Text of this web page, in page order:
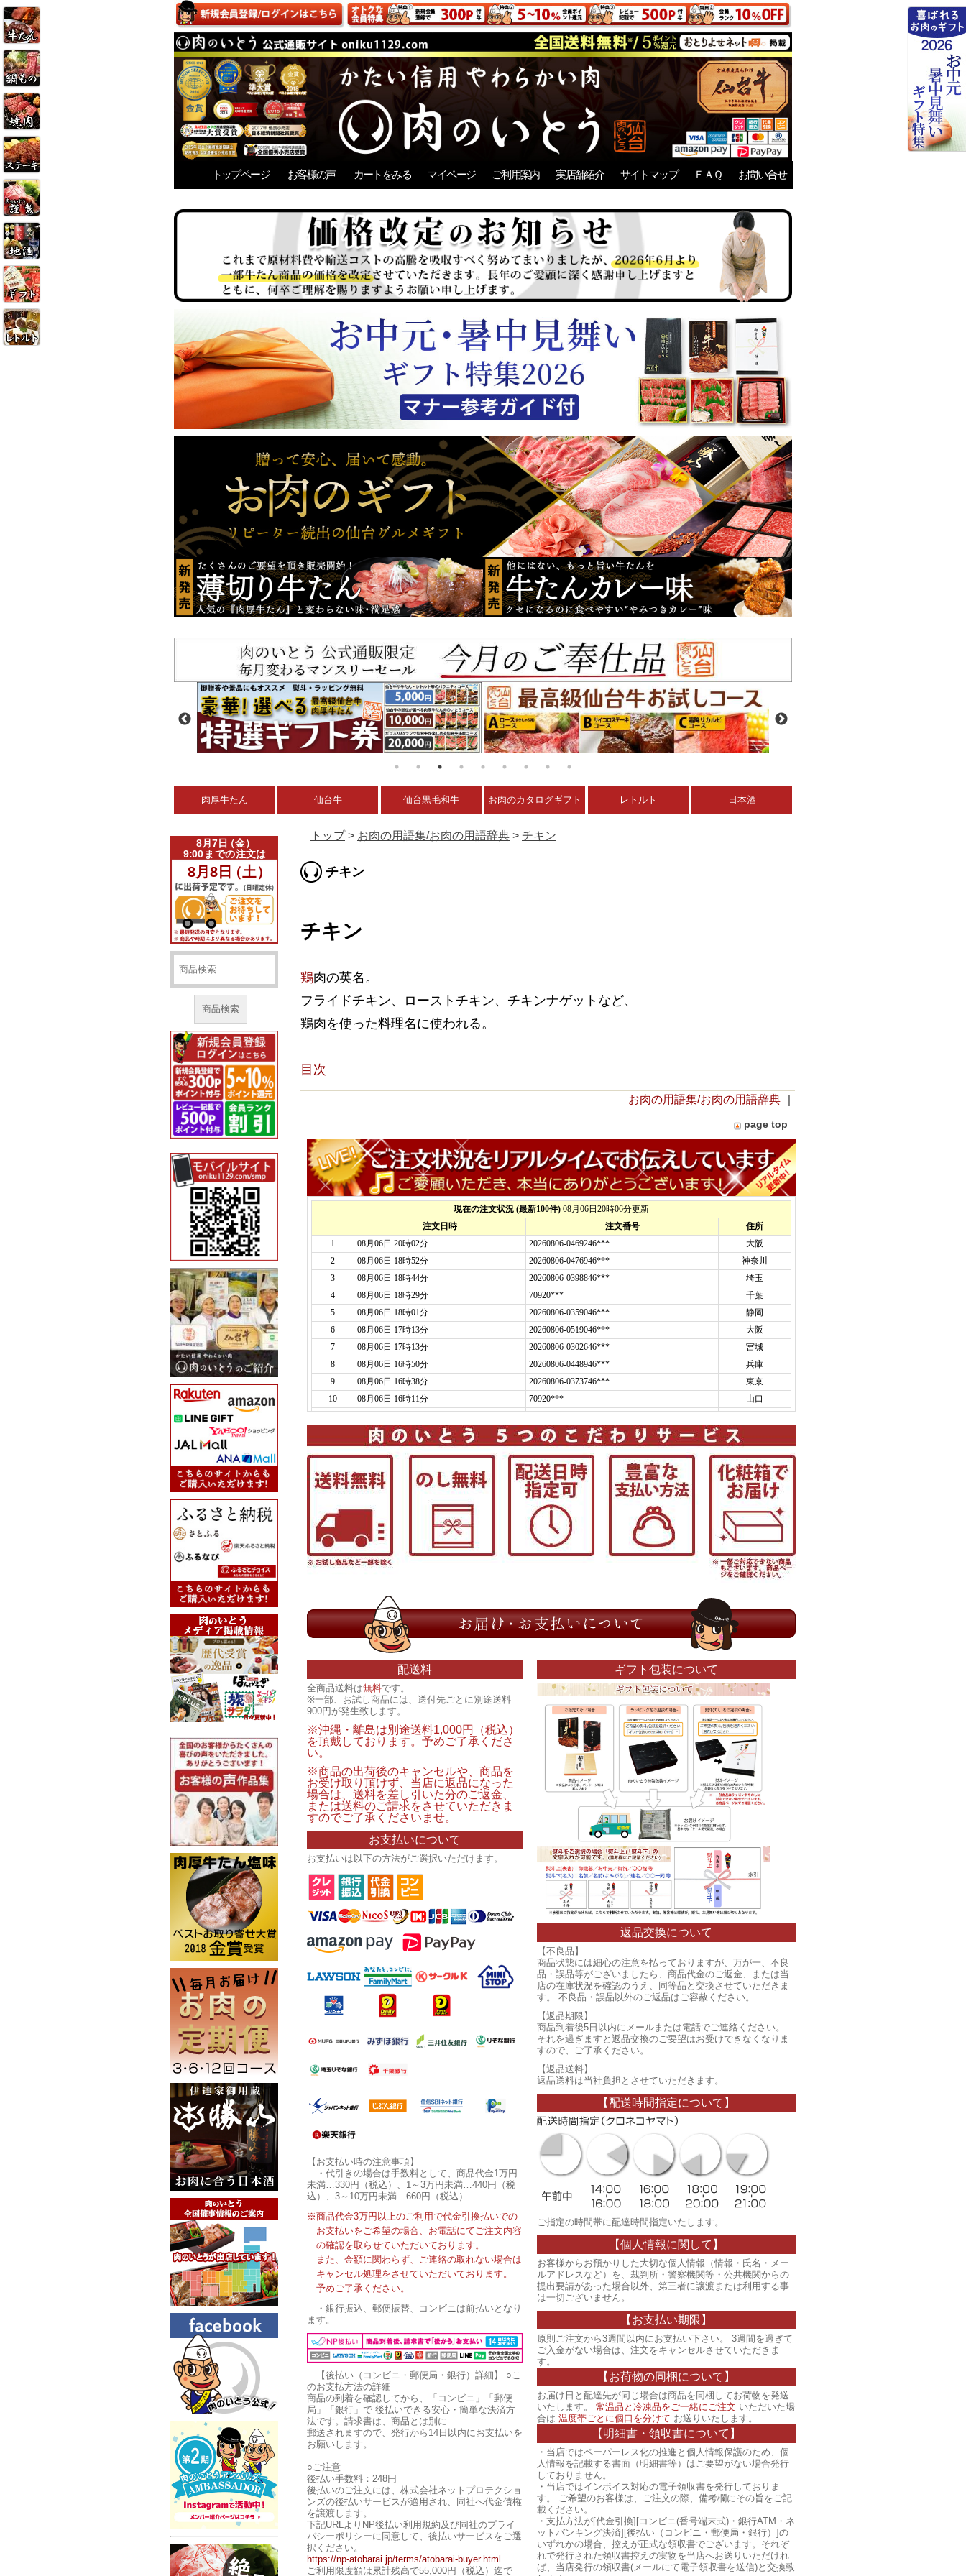
トップページ お客様の声 カートをみる マイページ ご利用案内 実店舗紹介 サイトマップ ＦＡＱ お問い合せ
肉厚牛たん 仙台牛 仙台黒毛和牛 お肉のカタログギフト レトルト 日本酒
商品検索
トップ> お肉の用語集/お肉の用語辞典 > チキン
チキン
チキン
鶏肉の英名。
フライドチキン、ローストチキン、チキンナゲットなど、
鶏肉を使った料理名に使われる。
目次
お肉の用語集/お肉の用語辞典
page top
配送料
全商品送料は無料です。
※一部、お試し商品には、送付先ごとに別途送料
900円が発生致します。
※沖縄・離島は別途送料1,000円（税込）
を頂戴しております。予めご了承くださ
い。
※商品の出荷後のキャンセルや、商品を
お受け取り頂けず、当店に返品になった
場合は、送料を差し引いた分のご返金、
または送料のご請求をさせていただきま
すのでご了承くださいませ。
お支払いについて
お支払いは以下の方法がご選択いただけます。
【お支払い時の注意事項】
・代引きの場合は手数料として、商品代金1万円
未満…330円（税込）、1～3万円未満…440円（税
込）、3～10万円未満…660円（税込）
※商品代金3万円以上のご利用で代金引換払いでの
お支払いをご希望の場合、お電話にてご注文内容
の確認を取らせていただいております。
また、金額に関わらず、ご連絡の取れない場合は
キャンセル処理をさせていただいております。
予めご了承ください。
・銀行振込、郵便振替、コンビニは前払いとなり
ます。
【後払い（コンビニ・郵便局・銀行）詳細】
○こ
のお支払方法の詳細
商品の到着を確認してから、「コンビニ」「郵便
局」「銀行」で 後払いできる安心・簡単な決済方
法です。請求書は、商品とは別に
郵送されますので、発行から14日以内にお支払いを
お願いします。
○ご注意
後払い手数料：248円
後払いのご注文には、株式会社ネットプロテクショ
ンズの後払いサービスが適用され、同社へ代金債権
を譲渡します。
下記URLよりNP後払い利用規約及び同社のプライ
バシーポリシーに同意して、後払いサービスをご選
択ください。
https://np-atobarai.jp/terms/atobarai-buyer.html
ご利用限度額は累計残高で55,000円（税込）迄で
ギフト包装について
返品交換について
【不良品】
商品状態には細心の注意を払っておりますが、万が一、不良
品・誤品等がございましたら、商品代金のご返金、または当
店の在庫状況を確認のうえ、同等品と交換させていただきま
す。 不良品・誤品以外のご返品はご容赦ください。
【返品期限】
商品到着後5日以内にメールまたは電話でご連絡ください。
それを過ぎますと返品交換のご要望はお受けできなくなりま
すので、ご了承ください。
【返品送料】
返品送料は当社負担とさせていただきます。
【配送時間指定について】
ご指定の時間帯に配達時間指定いたします。
【個人情報に関して】
お客様からお預かりした大切な個人情報（情報・氏名・メー
ルアドレスなど）を、裁判所・警察機関等・公共機関からの
提出要請があった場合以外、第三者に譲渡または利用する事
は一切ございません。
【お支払い期限】
原則ご注文から3週間以内にお支払い下さい。 3週間を過ぎて
ご入金がない場合は、注文をキャンセルさせていただきま
す。
【お荷物の同梱について】
お届け日と配達先が同じ場合は商品を同梱してお荷物を発送
いたします。 常温品と冷凍品をご一緒にご注文 いただいた場
合は 温度帯ごとに個口を分けて お送りいたします。
【明細書・領収書について】
・当店ではペーパーレス化の推進と個人情報保護のため、個
人情報を記載する書面（明細書等）はご要望がない場合発行
しておりません。
・当店ではインボイス対応の電子領収書を発行しておりま
す。 ご希望のお客様は、ご注文の際、備考欄にその旨をご記
載ください。
・支払方法が[代金引換][コンビニ(番号端末式)・銀行ATM・ネ
ットバンキング決済][後払い（コンビニ・郵便局・銀行）]の
いずれかの場合、控えが正式な領収書でございます。それぞ
れで発行された領収書控えの実物を当店へお送りいただけれ
ば、当店発行の領収書(メールにて電子領収書を送信)と交換致